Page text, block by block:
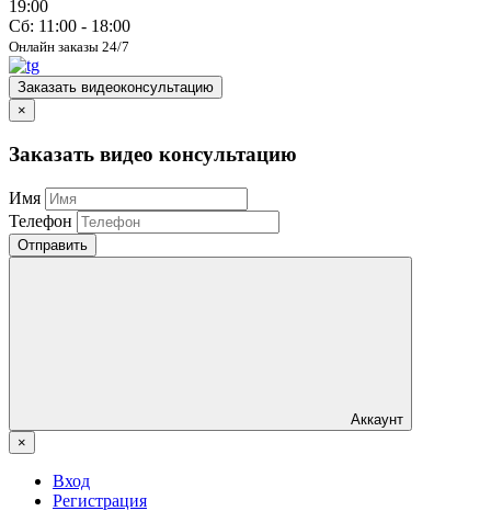
19:00
Сб: 11:00 - 18:00
Онлайн заказы 24/7
Заказать видеоконсультацию
×
Заказать видео консультацию
Имя
Телефон
Отправить
Аккаунт
×
Вход
Регистрация